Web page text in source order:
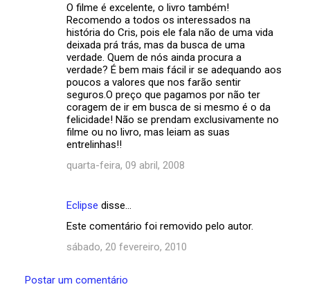
O filme é excelente, o livro também!
Recomendo a todos os interessados na
história do Cris, pois ele fala não de uma vida
deixada prá trás, mas da busca de uma
verdade. Quem de nós ainda procura a
verdade? É bem mais fácil ir se adequando aos
poucos a valores que nos farão sentir
seguros.O preço que pagamos por não ter
coragem de ir em busca de si mesmo é o da
felicidade! Não se prendam exclusivamente no
filme ou no livro, mas leiam as suas
entrelinhas!!
quarta-feira, 09 abril, 2008
Eclipse disse…
Este comentário foi removido pelo autor.
sábado, 20 fevereiro, 2010
Postar um comentário